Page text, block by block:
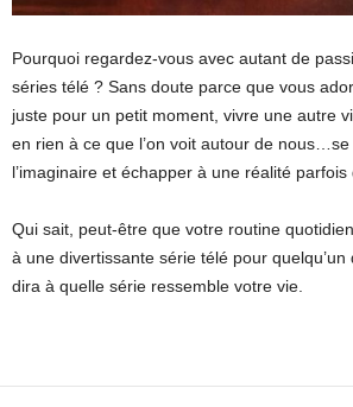
Pourquoi regardez-vous avec autant de
séries télé ? Sans doute parce que vous
juste pour un petit moment, vivre une autre
en rien à ce que l’on voit autour de
l’imaginaire et échapper à une réalité parfois
Qui sait, peut-être que votre routine
à une divertissante série télé pour quelqu’un
dira à quelle série ressemble votre vie.